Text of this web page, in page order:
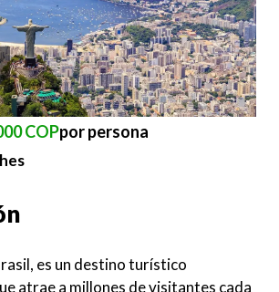
COPpor persona
es un destino turístico
atrae a millones de visitantes cada